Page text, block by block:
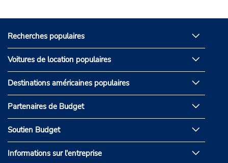
Recherches populaires
Voitures de location populaires
Destinations américaines populaires
Partenaires de Budget
Soutien Budget
Informations sur l'entreprise